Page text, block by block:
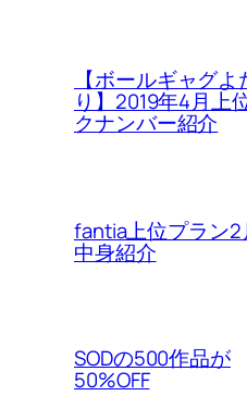
【ボールギャグ
り】2019年4月上
クナンバー紹介
fantia上位プラン2
中身紹介
SODの500作品が
50%OFF